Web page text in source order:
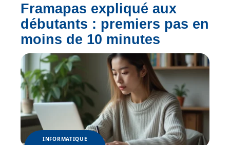
Framapas expliqué aux
débutants : premiers pas en
moins de 10 minutes
INFORMATIQUE